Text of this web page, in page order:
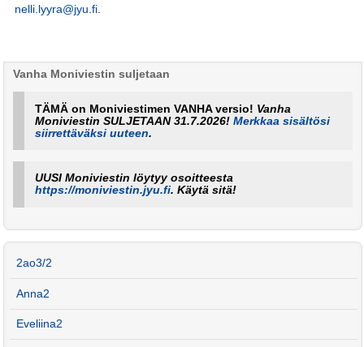
nelli.lyyra@jyu.fi.
Vanha Moniviestin suljetaan
TÄMÄ on Moniviestimen VANHA versio! Vanha
Moniviestin SULJETAAN 31.7.2026!Merkkaa sisältösi
siirrettäväksi uuteen.
UUSI Moniviestin löytyy osoitteesta
https://moniviestin.jyu.fi. Käytä sitä!
2ao3/2
Anna2
Eveliina2